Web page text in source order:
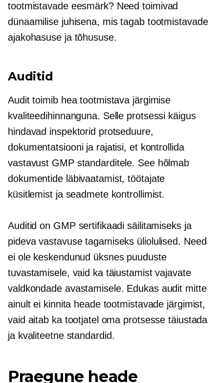
tootmistavade eesmärk? Need toimivad
dünaamilise juhisena, mis tagab tootmistavade
ajakohasuse ja tõhususe.
Auditid
Audit toimib hea tootmistava järgimise
kvaliteedihinnanguna. Selle protsessi käigus
hindavad inspektorid protseduure,
dokumentatsiooni ja rajatisi, et kontrollida
vastavust GMP standarditele. See hõlmab
dokumentide läbivaatamist, töötajate
küsitlemist ja seadmete kontrollimist.
Auditid on GMP sertifikaadi säilitamiseks ja
pideva vastavuse tagamiseks üliolulised. Need
ei ole keskendunud üksnes puuduste
tuvastamisele, vaid ka täiustamist vajavate
valdkondade avastamisele. Edukas audit mitte
ainult ei kinnita heade tootmistavade järgimist,
vaid aitab ka tootjatel oma protsesse täiustada
ja kvaliteetnestandardid.
Praegune heade